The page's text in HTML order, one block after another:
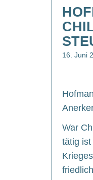
16. Juni
War
tätig